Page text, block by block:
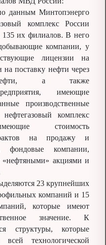
данным Минтопэнерго
комплекс России
135 их филиалов. В него
компании, у
лицензии на
на поставку нефти через
а также
имеющие
производственные
комплекс
стоимость
на продажу и
фондовые компании,
«нефтяными» акциями и
23 крупнейших
компаний и 15
которые имеют
значение. К
структуры, которые
технологической